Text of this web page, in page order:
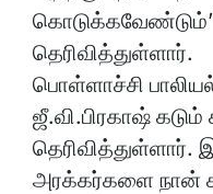
கொடுக்கவேண்டும்”
தெரிவித்துள்ளார்.
பொள்ளாச்சி
ஜீ.வி.பிரகாஷ்
தெரிவித்துள்ளார்.
அரக்கர்களை நான்